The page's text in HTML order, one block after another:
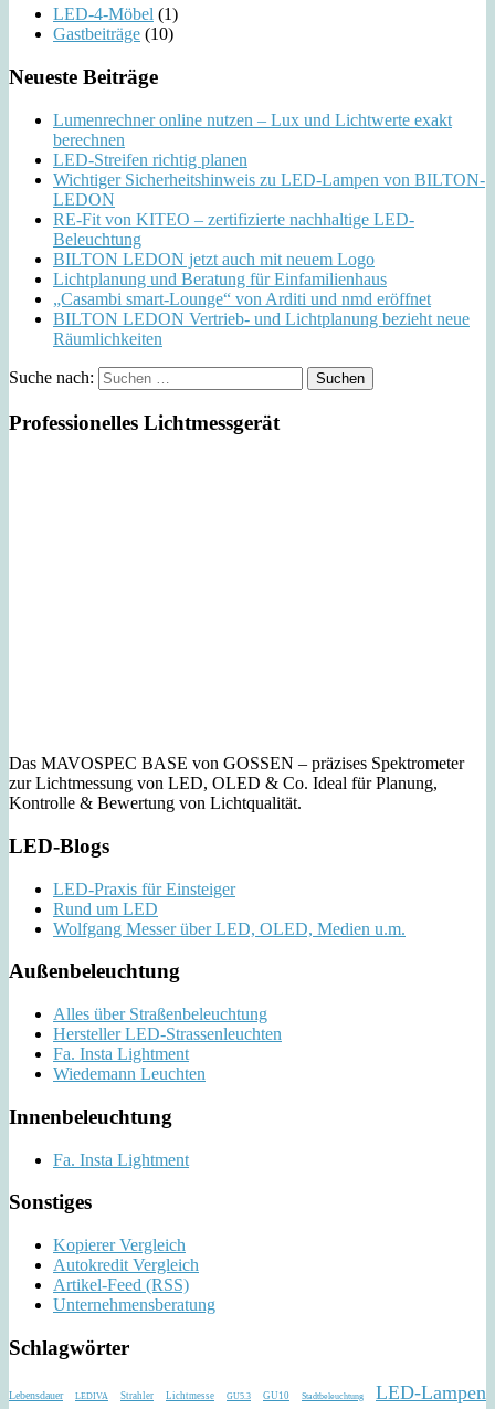
LED-4-Möbel (1)
Gastbeiträge (10)
Neueste Beiträge
Lumenrechner online nutzen – Lux und Lichtwerte exakt
berechnen
LED-Streifen richtig planen
Wichtiger Sicherheitshinweis zu LED-Lampen von BILTON-
LEDON
RE-Fit von KITEO – zertifizierte nachhaltige LED-
Beleuchtung
BILTON LEDON jetzt auch mit neuem Logo
Lichtplanung und Beratung für Einfamilienhaus
„Casambi smart-Lounge“ von Arditi und nmd eröffnet
BILTON LEDON Vertrieb- und Lichtplanung bezieht neue
Räumlichkeiten
Suche nach:
Professionelles Lichtmessgerät
Das MAVOSPEC BASE von GOSSEN – präzises Spektrometer
zur Lichtmessung von LED, OLED & Co. Ideal für Planung,
Kontrolle & Bewertung von Lichtqualität.
LED-Blogs
LED-Praxis für Einsteiger
Rund um LED
Wolfgang Messer über LED, OLED, Medien u.m.
Außenbeleuchtung
Alles über Straßenbeleuchtung
Hersteller LED-Strassenleuchten
Fa. Insta Lightment
Wiedemann Leuchten
Innenbeleuchtung
Fa. Insta Lightment
Sonstiges
Kopierer Vergleich
Autokredit Vergleich
Artikel-Feed (RSS)
Unternehmensberatung
Schlagwörter
Lebensdauer LEDIVA Strahler Lichtmesse GU5.3 GU10 Stadtbeleuchtung LED-Lampen